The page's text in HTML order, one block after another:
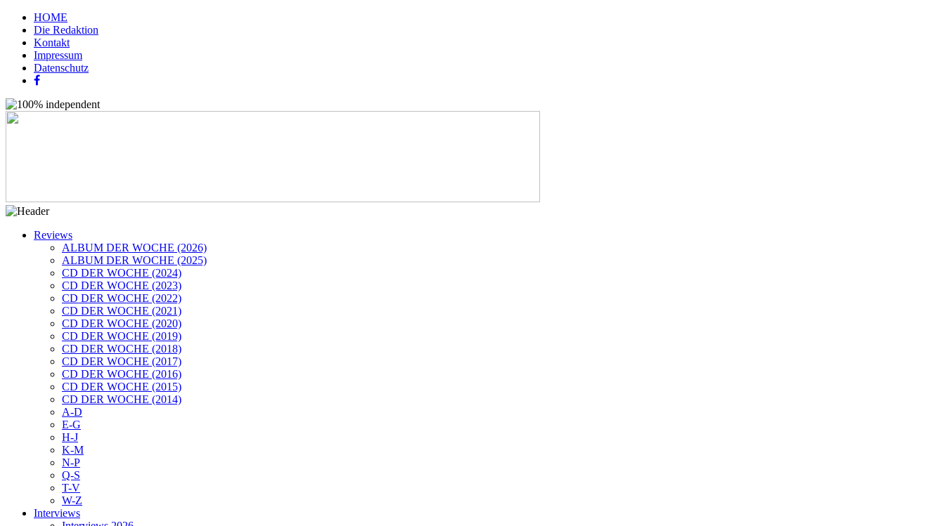
HOME
Die Redaktion
Kontakt
Impressum
Datenschutz
Reviews
ALBUM DER WOCHE (2026)
ALBUM DER WOCHE (2025)
CD DER WOCHE (2024)
CD DER WOCHE (2023)
CD DER WOCHE (2022)
CD DER WOCHE (2021)
CD DER WOCHE (2020)
CD DER WOCHE (2019)
CD DER WOCHE (2018)
CD DER WOCHE (2017)
CD DER WOCHE (2016)
CD DER WOCHE (2015)
CD DER WOCHE (2014)
A-D
E-G
H-J
K-M
N-P
Q-S
T-V
W-Z
Interviews